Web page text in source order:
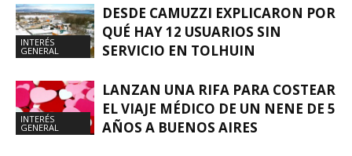
INTERÉS
GENERAL
DESDE CAMUZZI EXPLICARON POR
QUÉ HAY 12 USUARIOS SIN
SERVICIO EN TOLHUIN
INTERÉS
GENERAL
LANZAN UNA RIFA PARA COSTEAR
EL VIAJE MÉDICO DE UN NENE DE 5
AÑOS A BUENOS AIRES